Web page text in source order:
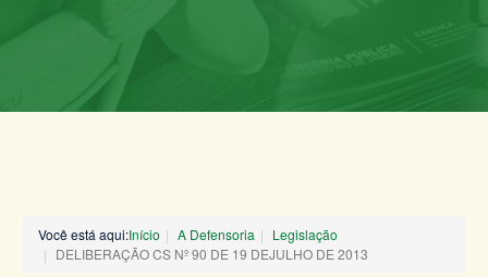
Você está aqui:Início A Defensoria
Legislação
DELIBERAÇÃO CS Nº 90 DE 19 DEJULHO DE 2013